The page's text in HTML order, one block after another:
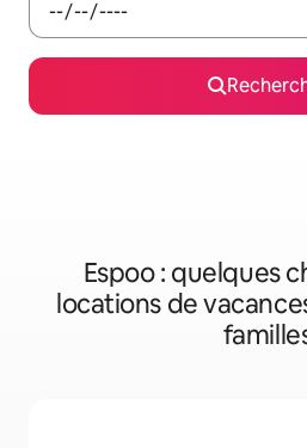
Espoo : quelques
locations de